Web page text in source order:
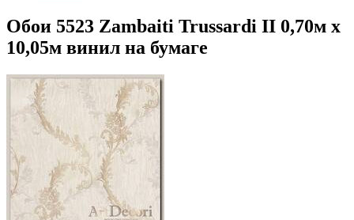
Обои 5523 Zambaiti Trussardi II 0,70м x
10,05м винил на бумаге